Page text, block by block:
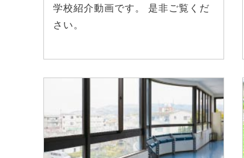
学校紹介動画です。 是非ご覧くだ
さい。